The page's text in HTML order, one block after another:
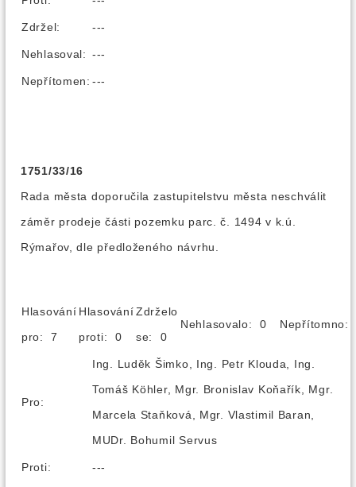
Zdržel: ---
Nehlasoval: ---
Nepřítomen: ---
1751/33/16
Rada města doporučila zastupitelstvu města neschválit
záměr prodeje části pozemku parc. č. 1494 v k.ú.
Rýmařov, dle předloženého návrhu.
Hlasování
pro: 7
Hlasování
proti: 0
Zdrželo
se: 0
Nehlasovalo: 0
Pro:
Ing. Luděk Šimko, Ing. Petr Klouda, Ing.
Tomáš Köhler, Mgr. Bronislav Koňařík, Mgr.
Marcela Staňková, Mgr. Vlastimil Baran,
MUDr. Bohumil Servus
Proti: ---